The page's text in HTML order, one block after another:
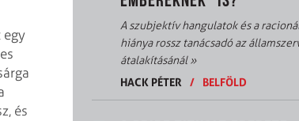
egy
és
A szubjektív hangulatok és a
hiánya rossz tanácsadó az
átalakításánál»
HACK PÉTER
/ BELFÖLD